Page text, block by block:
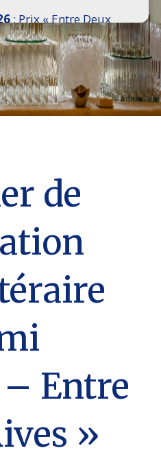
: Prix « Entre Deux
Astutti au Sénat
Salon de l’Histoire de
du Prix du Guesclin,
Armées 8 place Saint-
Paris 8e
de
Entre
»